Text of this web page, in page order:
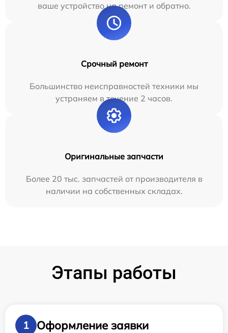
ваше устройство на ремонт и обратно.
Срочный ремонт
Большинство неисправностей техники мы
устраняем в течение 2 часов.
Оригинальные запчасти
Более 20 тыс. запчастей от производителя в
наличии на собственных складах.
Этапы работы
1
Оформление заявки